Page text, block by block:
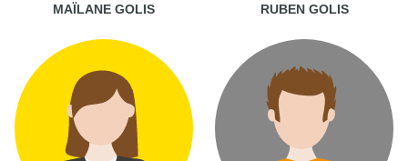
MAÏLANE GOLIS RUBEN GOLIS